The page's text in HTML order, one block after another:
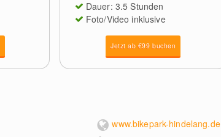
Dauer: 3.5 Stunden
Foto/Video inklusive
Jetzt ab €99 buchen
www.bikepark-hindelang.de